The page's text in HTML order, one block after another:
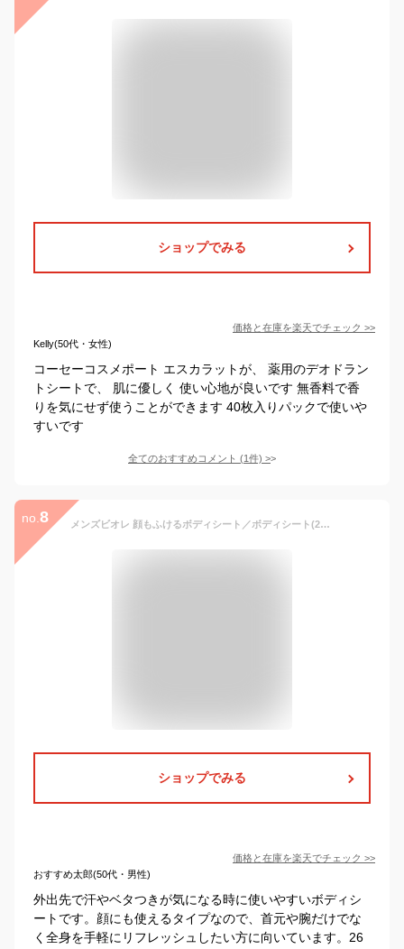
ショップでみる
価格と在庫を楽天でチェック >>
Kelly(50代・女性)
コーセーコスメポート エスカラットが、 薬用のデオドラン
トシートで、 肌に優しく 使い心地が良いです 無香料で香
りを気にせず使うことができます 40枚入りパックで使いや
すいです
全てのおすすめコメント (1件) >
no. 8 メンズビオレ 顔もふけるボディシート／ボディシート(26枚入×3セット)
ショップでみる
価格と在庫を楽天でチェック >>
おすすめ太郎(50代・男性)
外出先で汗やベタつきが気になる時に使いやすいボディシ
ートです。顔にも使えるタイプなので、首元や腕だけでな
く全身を手軽にリフレッシュしたい方に向いています。26